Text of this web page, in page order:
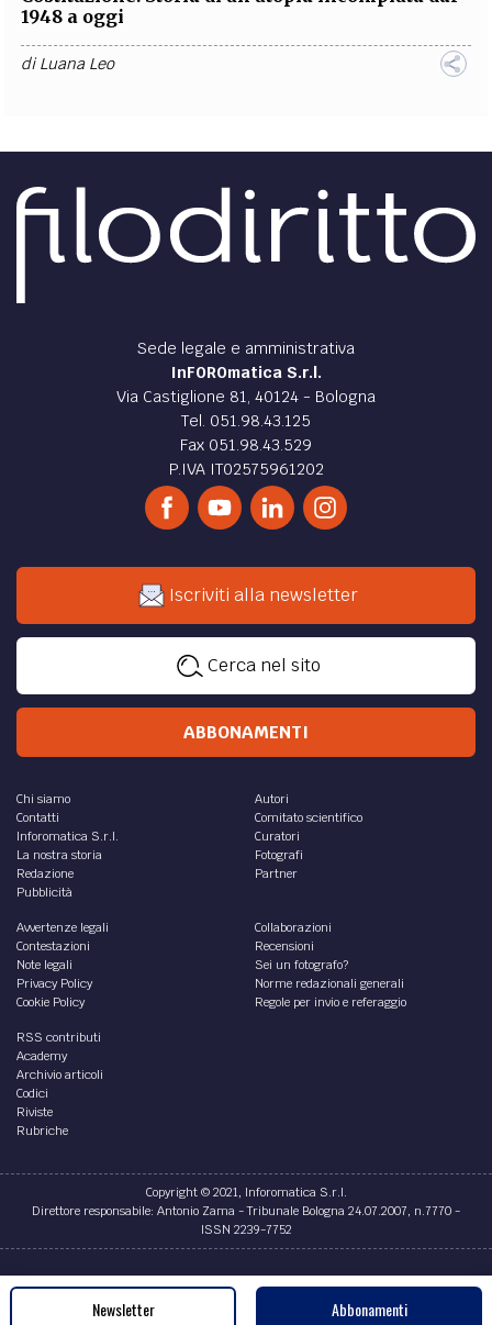
1948 a oggi
diLuana Leo
Sede legale e amministrativa
InFOROmatica S.r.l.
Via Castiglione 81, 40124 - Bologna
Tel. 051.98.43.125
Fax 051.98.43.529
P.IVA IT02575961202
Iscriviti alla newsletter
Cerca nel sito
ABBONAMENTI
Chi siamo
Contatti
Inforomatica S.r.l.
La nostra storia
Redazione
Pubblicità
Autori
Comitato scientifico
Curatori
Fotografi
Partner
Avvertenze legali
Contestazioni
Note legali
Privacy Policy
Cookie Policy
Collaborazioni
Recensioni
Sei un fotografo?
Norme redazionali generali
Regole per invio e referaggio
RSS contributi
Academy
Archivio articoli
Codici
Riviste
Rubriche
Copyright © 2021, Inforomatica S.r.l.
Direttore responsabile: Antonio Zama - Tribunale Bologna 24.07.2007, n.7770 -
ISSN 2239-7752
Credits
Newsletter Abbonamenti